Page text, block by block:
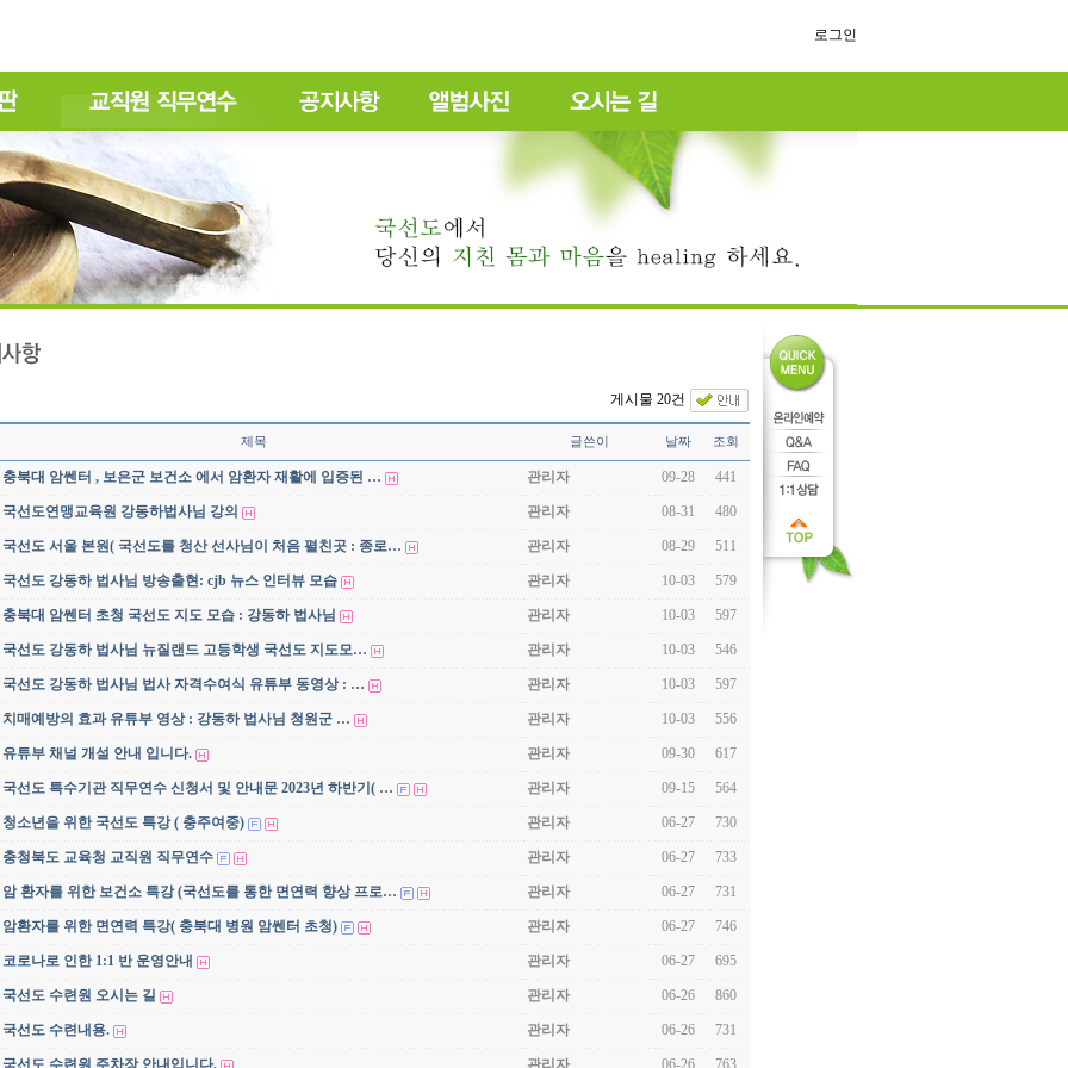
로그인
게시물 20건
제목 글쓴이 날짜 조회
충북대 암쎈터 , 보은군 보건소 에서 암환자 재활에 입증된 … 관리자 09-28 441
국선도연맹교육원 강동하법사님 강의 관리자 08-31 480
국선도 서울 본원( 국선도를 청산 선사님이 처음 펼친곳 : 종로… 관리자 08-29 511
국선도 강동하 법사님 방송출현: cjb 뉴스 인터뷰 모습 관리자 10-03 579
충북대 암쎈터 초청 국선도 지도 모습 : 강동하 법사님 관리자 10-03 597
국선도 강동하 법사님 뉴질랜드 고등학생 국선도 지도모… 관리자 10-03 546
국선도 강동하 법사님 법사 자격수여식 유튜부 동영상 : … 관리자 10-03 597
치매예방의 효과 유튜부 영상 : 강동하 법사님 청원군 … 관리자 10-03 556
유튜부 채널 개설 안내 입니다. 관리자 09-30 617
국선도 특수기관 직무연수 신청서 및 안내문 2023년 하반기( … 관리자 09-15 564
청소년을 위한 국선도 특강 ( 충주여중) 관리자 06-27 730
충청북도 교육청 교직원 직무연수 관리자 06-27 733
암 환자를 위한 보건소 특강 (국선도를 통한 면연력 향상 프로… 관리자 06-27 731
암환자를 위한 면연력 특강( 충북대 병원 암쎈터 초청) 관리자 06-27 746
코로나로 인한 1:1 반 운영안내 관리자 06-27 695
국선도 수련원 오시는 길 관리자 06-26 860
국선도 수련내용. 관리자 06-26 731
국선도 수련원 주차장 안내입니다. 관리자 06-26 763